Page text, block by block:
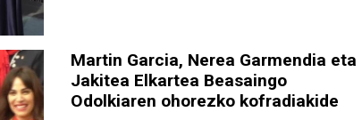
Martin Garcia, Nerea Garmendia eta
Jakitea Elkartea Beasaingo
Odolkiaren ohorezko kofradiakide